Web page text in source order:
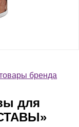
бренда
для